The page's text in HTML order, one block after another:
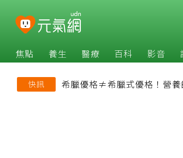
焦點 養生 醫療 百科 影音
快訊 希臘優格≠希臘式優格！營